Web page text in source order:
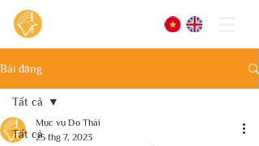
Bài đăng
Tất cả
Tất cả
Mục vụ Do Thái
25 thg 7, 2023